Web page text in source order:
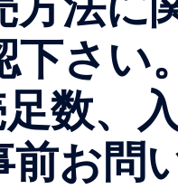
下さい
数、入
お問